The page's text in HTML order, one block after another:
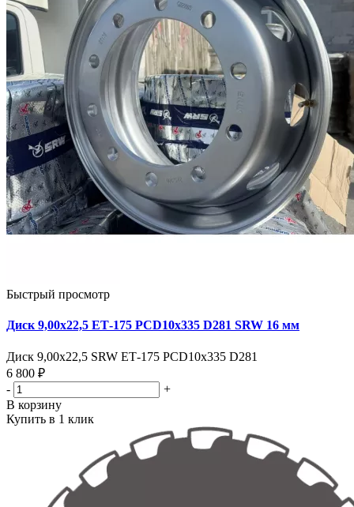
Быстрый просмотр
Диск 9,00х22,5 ЕТ-175 PCD10x335 D281 SRW 16 мм
Диск 9,00х22,5 SRW ЕТ-175 PCD10x335 D281
6 800 ₽
-
+
В корзину
Купить в 1 клик